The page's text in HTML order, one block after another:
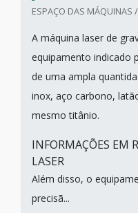
ESPAÇO DAS MÁQUINAS
A máquina laser de
equipamento indicado
de uma ampla
inox, aço carbono,
mesmo titânio.
INFORMAÇÕES EM
LASER
Além disso, o
precisã...